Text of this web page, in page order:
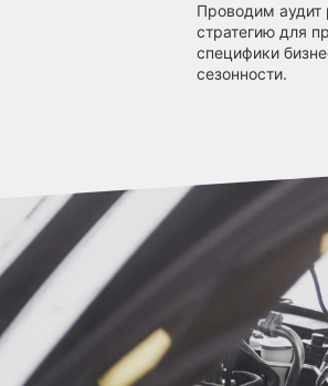
Проводим аудит
стратегию для
специфики
сезонности.